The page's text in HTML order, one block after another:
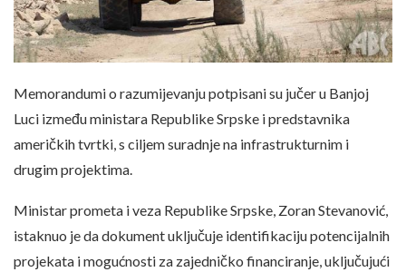
Memorandumi o razumijevanju potpisani su jučer u Banjoj
Luci između ministara Republike Srpske i predstavnika
američkih tvrtki, s ciljem suradnje na infrastrukturnim i
drugim projektima.
Ministar prometa i veza Republike Srpske, Zoran Stevanović,
istaknuo je da dokument uključuje identifikaciju potencijalnih
projekata i mogućnosti za zajedničko financiranje, uključujući